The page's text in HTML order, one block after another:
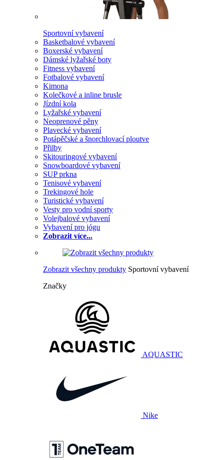
Sportovní vybavení
Basketbalové vybavení
Boxerské vybavení
Dámské lyžařské boty
Fitness vybavení
Fotbalové vybavení
Kimona
Kolečkové a inline brusle
Jízdní kola
Lyžařské vybavení
Neoprenové pěny
Plavecké vybavení
Potápěčské a šnorchlovací ploutve
Přilby
Skitouringové vybavení
Snowboardové vybavení
SUP prkna
Tenisové vybavení
Trekingové hole
Turistické vybavení
Vesty pro vodní sporty
Volejbalové vybavení
Vybavení pro jógu
Zobrazit více...
Zobrazit všechny produkty Sportovní vybavení
Značky
AQUASTIC
Nike